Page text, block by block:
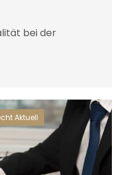
bei der
Aktuell